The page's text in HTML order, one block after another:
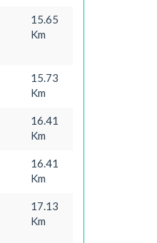
15.65
Km
15.73
Km
16.41
Km
16.41
Km
17.13
Km